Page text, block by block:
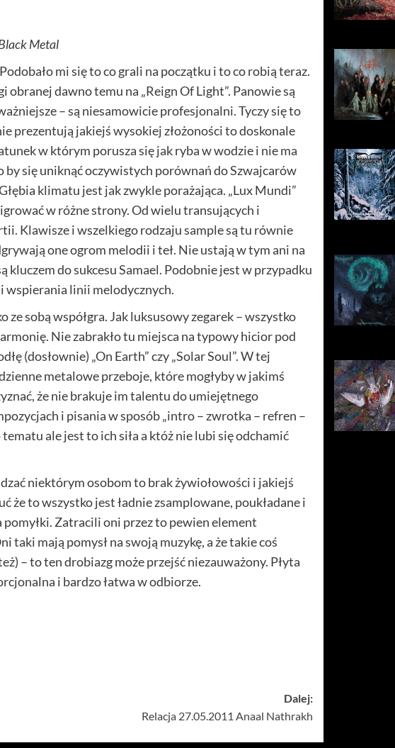
Metal
mi się to co grali na początku i to co robią teraz.
dawno temu na „Reign Of Light”. Panowie są
– są niesamowicie profesjonalni. Tyczy się to
prezentują jakiejś wysokiej złożoności to doskonale
w którym porusza się jak ryba w wodzie i nie ma
by się uniknąć oczywistych porównań do Szwajcarów
klimatu jest jak zwykle porażająca. „Lux Mundi”
w różne strony.Od wielu transujących i
Klawisze i wszelkiego rodzaju sample są tu równie
one ogrom melodii i teł. Nie ustają w tym ani na
kluczem do sukcesu Samael. Podobnie jest w przypadku
wspierania linii melodycznych.
sobą współgra. Jak luksusowy zegarek – wszystko
Nie zabrakło tu miejsca na typowy hicior pod
(dosłownie) „On Earth” czy „Solar Soul”. W tej
metalowe przeboje, które mogłyby w jakimś
że nie brakuje im talentu do umiejętnego
i pisania w sposób „intro – zwrotka – refren –
ale jest to ich siła a któż nie lubi się odchamić
niektórym osobom to brak żywiołowości i jakiejś
że to wszystko jest ładnie zsamplowane, poukładane i
Zatracili oni przez to pewien element
taki mają pomysł na swoją muzykę, a że takie coś
– to ten drobiazg może przejść niezauważony. Płyta
i bardzo łatwa w odbiorze.
Dalej:
Relacja 27.05.2011 Anaal Nathrakh